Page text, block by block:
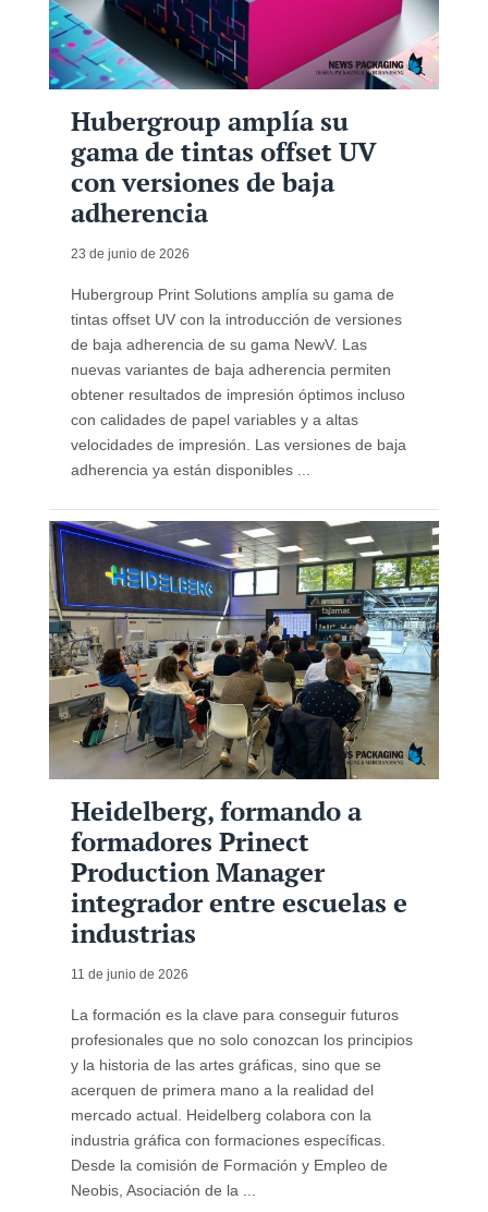
Hubergroup amplía su
gama de tintas offset UV
con versiones de baja
adherencia
23 de junio de 2026
Hubergroup Print Solutions amplía su gama de
tintas offset UV con la introducción de versiones
de baja adherencia de su gama NewV. Las
nuevas variantes de baja adherencia permiten
obtener resultados de impresión óptimos incluso
con calidades de papel variables y a altas
velocidades de impresión. Las versiones de baja
adherencia ya están disponibles ...
Heidelberg, formando a
formadores Prinect
Production Manager
integrador entre escuelas e
industrias
11 de junio de 2026
La formación es la clave para conseguir futuros
profesionales que no solo conozcan los principios
y la historia de las artes gráficas, sino que se
acerquen de primera mano a la realidad del
mercado actual. Heidelberg colabora con la
industria gráfica con formaciones específicas.
Desde la comisión de Formación y Empleo de
Neobis, Asociación de la ...